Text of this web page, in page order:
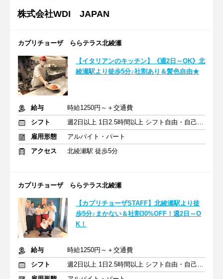
株式会社WDI JAPAN
カプリチョーザ ららテラス北綾瀬
【イタリアンのキッチン】《週2日～OK》北
綾瀬駅より徒歩5分♪社割あり＆髪色自由★
給与
時給1250円～＋交通費
シフト
週2日以上 1日2.5時間以上 シフト自由・自己申告
雇用形態
アルバイト・パート
アクセス
北綾瀬駅 徒歩5分
カプリチョーザ ららテラス北綾瀬
【カプリチョーザSTAFF】北綾瀬駅より徒
歩5分♪まかない＆社割30%OFF！週2日～O
K！
給与
時給1250円～＋交通費
シフト
週2日以上 1日2.5時間以上 シフト自由・自己申告